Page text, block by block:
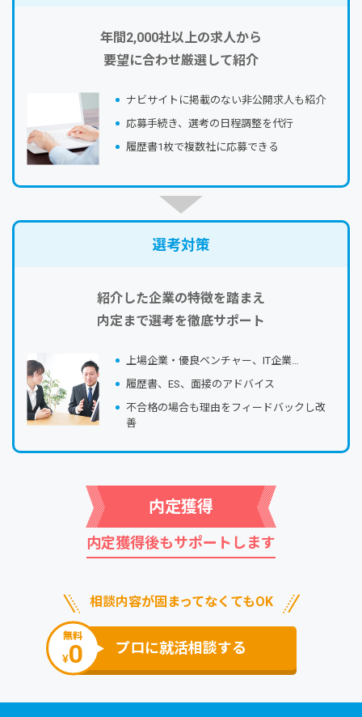
年間2,000社以上の求人から
要望に合わせ厳選して紹介
ナビサイトに掲載のない⾮公開求⼈も紹介
応募⼿続き、選考の⽇程調整を代⾏
履歴書1枚で複数社に応募できる
選考対策
紹介した企業の特徴を踏まえ
内定まで選考を徹底サポート
上場企業・優良ベンチャー、IT企業…
履歴書、ES、⾯接のアドバイス
不合格の場合も理由をフィードバックし改
善
内定獲得
内定獲得後もサポートします
相談内容が固まってなくてもOK
無料
¥0 プロに就活相談する